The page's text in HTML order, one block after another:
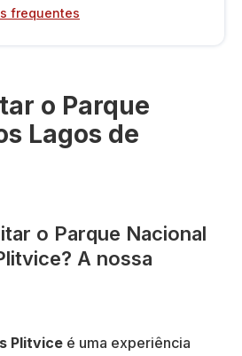
frequentes
o Parque
Lagos de
o Parque Nacional
A nossa
Plitvice é uma experiência